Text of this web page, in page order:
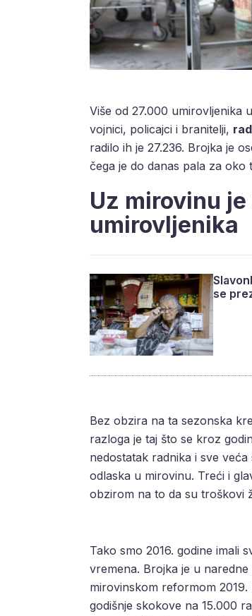
Više od 27.000 umirovljenika
vojnici, policajci i branitelji,
radilo ih je 27.236. Brojka je
čega je do danas pala za
Uz mirovinu
umirovljenika
se
Bez obzira na ta sezonska
razloga je taj što se kroz
nedostatak radnika i sve
odlaska u mirovinu. Treći i
obzirom na to da su troškovi
Tako smo 2016. godine imali
vremena. Brojka je u
mirovinskom reformom
godišnje skokove na 15.000